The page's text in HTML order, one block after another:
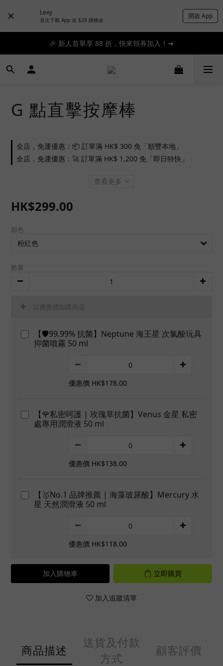
Lexy
首次下載 App 送 $28 購物金 開啟 App
📦滿 $300 順豐免運 🚚 滿 $1200 即日特快免運 ➔
📦滿 $300 順豐免運 🚚 滿 $1200 即日特快免運 ➔
🎉 新人首單享 88 折，快來領券加入！➔
G 點直擊按摩棒
全店，免運優惠：📦 訂單滿 HK$ 300 免「順豐本地」
全店，免運優惠：🚀 訂單滿 HK$ 1,200 免「即日特快」
查看更多
HK$299.00
顏色
數量
以優惠價加購商品
【🛡️99.99% 抗菌】Neptune 海王星 次氯酸玩具
抑菌噴霧 50 ml
優惠價 HK$178.00
【🌹私密呵護 | 玫瑰草抗菌】Venus 金星 私密
處專用潤滑液 50 ml
優惠價 HK$138.00
【🥇No.1 品牌推薦 | 海藻玻尿酸】Mercury 水
星 天然潤滑液 50 ml
優惠價 HK$118.00
加入購物車 立即購買
加入追蹤清單
商品描述
送貨及付款
方式
顧客評價